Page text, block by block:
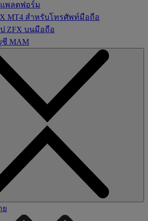
พลตฟอร์ม
MT4 สำหรับโทรศัพท์มือถือ
ZFX บนมือถือ
MAM
ย